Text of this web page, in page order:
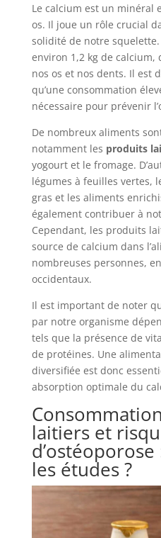
Le calcium est un minéral
os. Il joue un rôle crucial
solidité de notre
environ 1,2 kg de calcium,
nos os et nos dents. Il est
qu’une consommation
nécessaire pour prévenir
De nombreux aliments
notamment les produits
yogourt et le fromage.
légumes à feuilles vertes,
gras et les aliments
également contribuer à
Cependant, les produits
source de calcium dans
nombreuses personnes,
occidentaux.
Il est important de noter
par notre organisme
tels que la présence de
de protéines. Une
diversifiée est donc
absorption optimale du
laitiers et
les études ?